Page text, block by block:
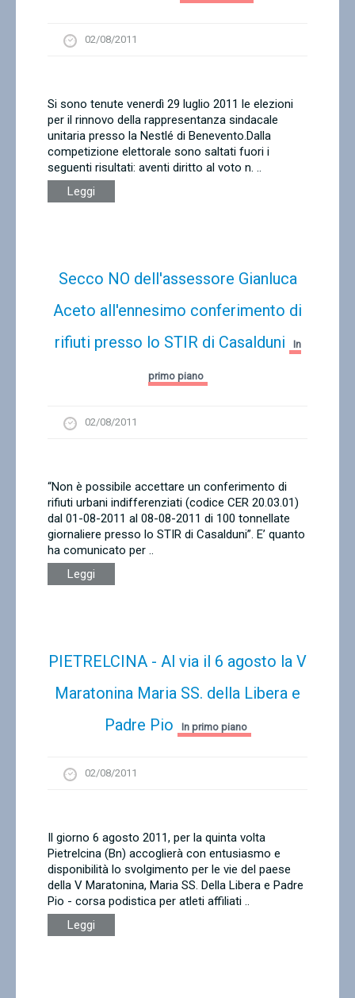
02/08/2011
Si sono tenute venerdì 29 luglio 2011 le elezioni
per il rinnovo della rappresentanza sindacale
unitaria presso la Nestlé di Benevento.Dalla
competizione elettorale sono saltati fuori i
seguenti risultati: aventi diritto al voto n. ..
Leggi
Secco NO dell'assessore Gianluca
Aceto all'ennesimo conferimento di
rifiuti presso lo STIR di Casalduni
In
primo piano
02/08/2011
“Non è possibile accettare un conferimento di
rifiuti urbani indifferenziati (codice CER 20.03.01)
dal 01-08-2011 al 08-08-2011 di 100 tonnellate
giornaliere presso lo STIR di Casalduni”. E’ quanto
ha comunicato per ..
Leggi
PIETRELCINA - Al via il 6 agosto la V
Maratonina Maria SS. della Libera e
Padre Pio
In primo piano
02/08/2011
Il giorno 6 agosto 2011, per la quinta volta
Pietrelcina (Bn) accoglierà con entusiasmo e
disponibilità lo svolgimento per le vie del paese
della V Maratonina, Maria SS. Della Libera e Padre
Pio - corsa podistica per atleti affiliati ..
Leggi